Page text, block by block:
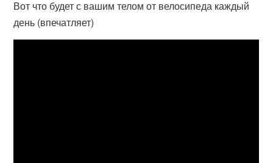
Вот что будет с вашим телом от велосипеда каждый
день (впечатляет)